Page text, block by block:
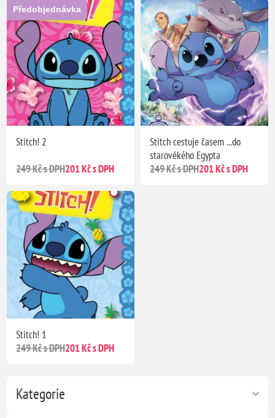
Kategorie
Předobjednávka
Stitch! 2
249 Kč s DPH201 Kč s DPH
Stitch cestuje časem ...do
starověkého Egypta
249 Kč s DPH201 Kč s DPH
Stitch! 1
249 Kč s DPH201 Kč s DPH